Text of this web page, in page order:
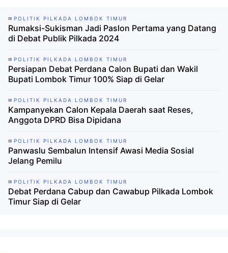
POLITIK PILKADA LOMBOK TIMUR
Rumaksi-Sukisman Jadi Paslon Pertama yang Datang
di Debat Publik Pilkada 2024
POLITIK PILKADA LOMBOK TIMUR
Persiapan Debat Perdana Calon Bupati dan Wakil
Bupati Lombok Timur 100% Siap di Gelar
POLITIK PILKADA LOMBOK TIMUR
Kampanyekan Calon Kepala Daerah saat Reses,
Anggota DPRD Bisa Dipidana
POLITIK PILKADA LOMBOK TIMUR
Panwaslu Sembalun Intensif Awasi Media Sosial
Jelang Pemilu
POLITIK PILKADA LOMBOK TIMUR
Debat Perdana Cabup dan Cawabup Pilkada Lombok
Timur Siap di Gelar